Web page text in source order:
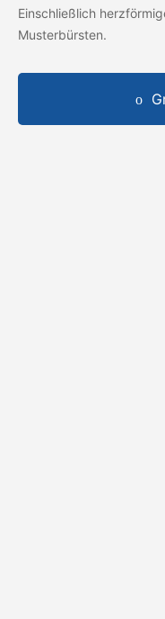
Einschließlich
Musterbürsten.